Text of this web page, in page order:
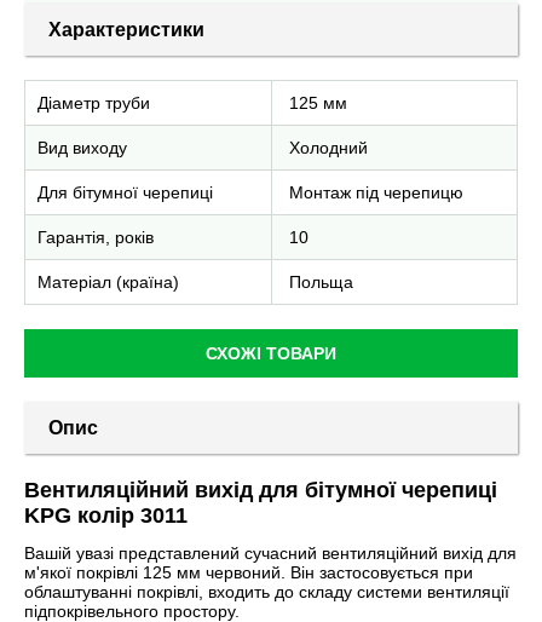
Характеристики
Діаметр труби 125 мм
Вид виходу Холодний
Для бітумної черепиці Монтаж під черепицю
Гарантія, років 10
Матеріал (країна) Польща
СХОЖІ ТОВАРИ
Опис
Вентиляційний вихід для бітумної черепиці
KPG колір 3011
Вашій увазі представлений сучасний вентиляційний вихід для
м'якої покрівлі 125 мм червоний. Він застосовується при
облаштуванні покрівлі, входить до складу системи вентиляції
підпокрівельного простору.